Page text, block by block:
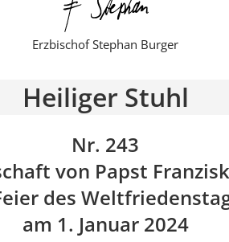
Erzbischof Stephan Burger
Heiliger Stuhl
Nr. 243
von Papst
des
am 1. Januar 2024